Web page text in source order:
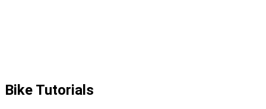
Bike Tutorials